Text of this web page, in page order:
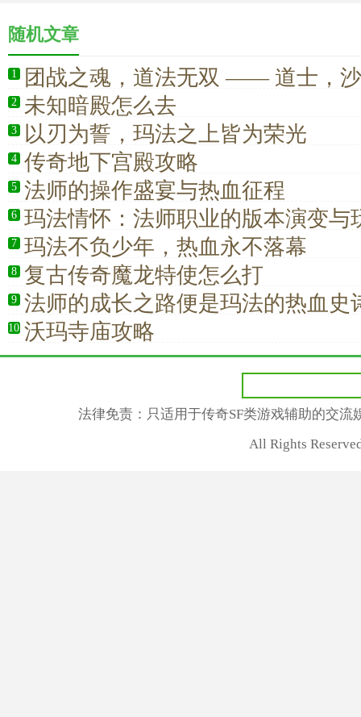
随机文章
1
团战之魂，道法无双 —— 道士，
核心密码
2 未知暗殿怎么去
3 以刃为誓，玛法之上皆为荣光
4 传奇地下宫殿攻略
5 法师的操作盛宴与热血征程
6 玛法情怀：法师职业的版本演变与
7 玛法不负少年，热血永不落幕
8 复古传奇魔龙特使怎么打
9 法师的成长之路便是玛法的热血史
10 沃玛寺庙攻略
法律免责：只适用于传奇SF类游戏辅助的交
All Rights